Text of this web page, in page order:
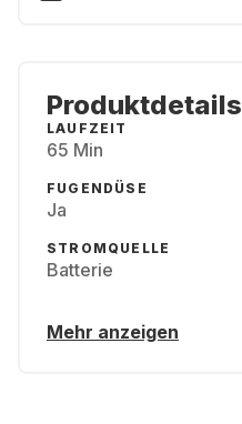
Produktdetails
LAUFZEIT
65 Min
FUGENDÜSE
Ja
STROMQUELLE
Batterie
Mehr anzeigen